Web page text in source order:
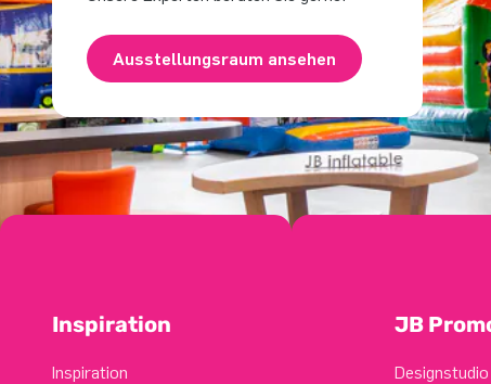
Ausstellungsraum ansehen
Inspiration
Inspiration
JB
Designstudio